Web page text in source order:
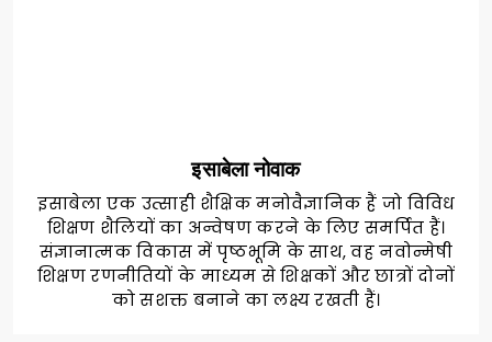
इसाबेला नोवाक
इसाबेला एक उत्साही शैक्षिक मनोवैज्ञानिक हैं जो विविध
शिक्षण शैलियों का अन्वेषण करने के लिए समर्पित हैं।
संज्ञानात्मक विकास में पृष्ठभूमि के साथ, वह नवोन्मेषी
शिक्षण रणनीतियों के माध्यम से शिक्षकों और छात्रों दोनों
को सशक्त बनाने का लक्ष्य रखती हैं।